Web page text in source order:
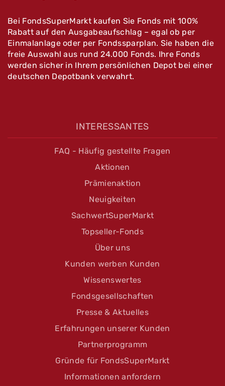
Bei FondsSuperMarkt kaufen Sie Fonds mit 100%
Rabatt auf den Ausgabeaufschlag – egal ob per
Einmalanlage oder per Fondssparplan. Sie haben die
freie Auswahl aus rund 24.000 Fonds. Ihre Fonds
werden sicher in Ihrem persönlichen Depot bei einer
deutschen Depotbank verwahrt.
INTERESSANTES
FAQ - Häufig gestellte Fragen
Aktionen
Prämienaktion
Neuigkeiten
SachwertSuperMarkt
Topseller-Fonds
Über uns
Kunden werben Kunden
Wissenswertes
Fondsgesellschaften
Presse & Aktuelles
Erfahrungen unserer Kunden
Partnerprogramm
Gründe für FondsSuperMarkt
Informationen anfordern